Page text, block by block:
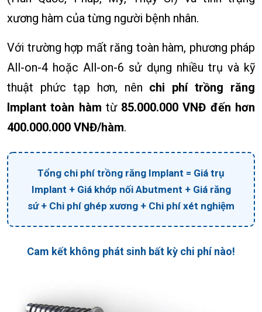
xương hàm của từng người bệnh nhân.
Với trường hợp mất răng toàn hàm, phương pháp
All-on-4 hoặc All-on-6 sử dụng nhiều trụ và kỹ
thuật phức tạp hơn, nên chi phí trồng răng
Implant toàn hàm từ 85.000.000 VNĐ đến hơn
400.000.000 VNĐ/hàm.
Tổng chi phí trồng răng Implant = Giá trụ
Implant + Giá khớp nối Abutment + Giá răng
sứ + Chi phí ghép xương + Chi phí xét nghiệm
Cam kết không phát sinh bất kỳ chi phí nào!